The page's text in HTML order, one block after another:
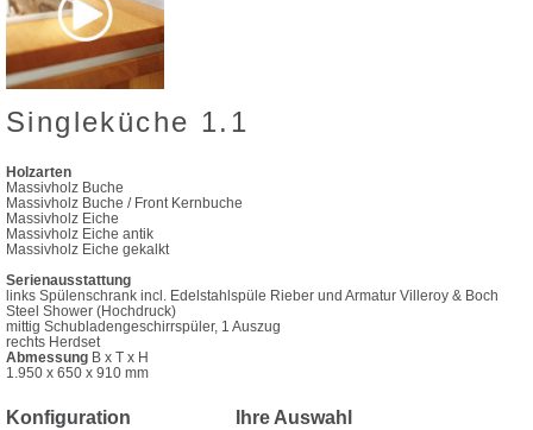
Zum
Anfang
der
Bildgalerie
springen
Singleküche 1.1
Holzarten
Massivholz Buche
Massivholz Buche / Front Kernbuche
Massivholz Eiche
Massivholz Eiche antik
Massivholz Eiche gekalkt
Serienausstattung
links Spülenschrank incl. Edelstahlspüle Rieber und Armatur Villeroy & Boch
Steel Shower (Hochdruck)
mittig Schubladengeschirrspüler, 1 Auszug
rechts Herdset
Abmessung B x T x H
1.950 x 650 x 910 mm
Konfiguration Ihre Auswahl